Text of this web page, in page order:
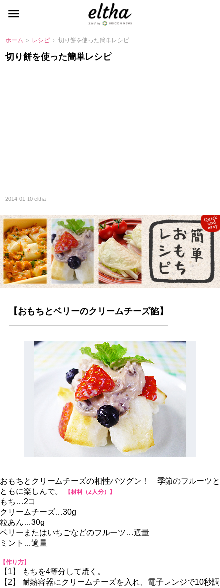
ホーム ＞ レシピ ＞ 切り餅を使った簡単レシピ
切り餅を使った簡単レシピ
2014-01-10eltha
【おもちとベリーのクリームチーズ餡】
おもちとクリームチーズの相性バツグン！ 季節のフルーツと
ともに楽しんで。
【材料（2人分）】
もち…2コ
クリームチーズ…30g
粒あん…30g
ベリーまたはいちごなどのフルーツ…適量
ミント…適量
【作り方】
【1】 もちを4等分して焼く。
【2】 耐熱容器にクリームチーズを入れ、電子レンジで10秒調